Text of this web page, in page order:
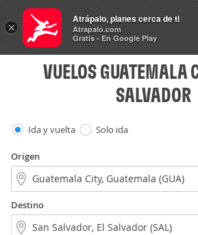
Vuelos
VUELOS GUATEMALA
SALVADOR
Ida y vuelta Solo ida
Origen
Destino
×
Atrápalo, planes cerca de ti
Atrapalo.com
Gratis - En Google Play